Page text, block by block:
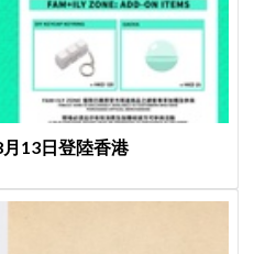
13日登陸香港